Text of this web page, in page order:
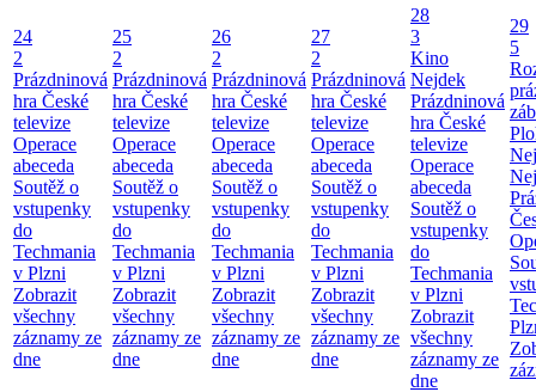
24
2
Prázdninová
hra České
televize
Operace
abeceda
Soutěž o
vstupenky
do
Techmania
v Plzni
Zobrazit
všechny
záznamy ze
dne
25
2
Prázdninová
hra České
televize
Operace
abeceda
Soutěž o
vstupenky
do
Techmania
v Plzni
Zobrazit
všechny
záznamy ze
dne
26
2
Prázdninová
hra České
televize
Operace
abeceda
Soutěž o
vstupenky
do
Techmania
v Plzni
Zobrazit
všechny
záznamy ze
dne
27
2
Prázdninová
hra České
televize
Operace
abeceda
Soutěž o
vstupenky
do
Techmania
v Plzni
Zobrazit
všechny
záznamy ze
dne
28
3
Kino
Nejdek
Prázdninová
hra České
televize
Operace
abeceda
Soutěž o
vstupenky
do
Techmania
v Plzni
Zobrazit
všechny
záznamy ze
dne
29
5